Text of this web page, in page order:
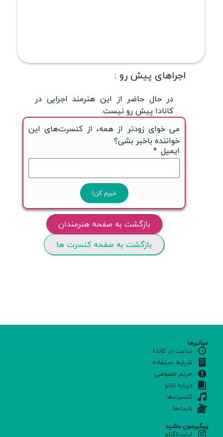
اجراهای پیش رو :
در حال حاضر از این هنرمند اجرایی در
کانادا پیش رو نیست.
می خوای زودتر از همه، از کنسرت‌های این
خواننده باخبر بشی؟
ایمیل
خبرم کن!
بازگشت به صفحه هنرمندان
بازگشت به صفحه کنسرت ها
میانبرها
ساعت در کانادا
شرایط استفاده
حریم خصوصی
درباره تابلو
کنسرت‌ها
بلیت‌ها
پیگیرمون باشید
اینستاگرام